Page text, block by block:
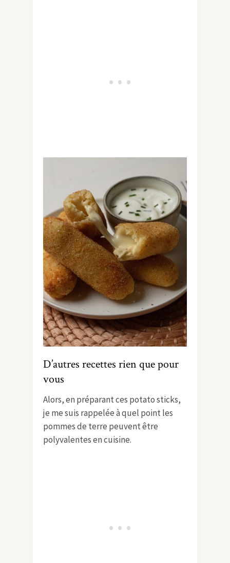
D’autres recettes rien que pour
vous
Alors, en préparant ces potato sticks,
je me suis rappelée à quel point les
pommes de terre peuvent être
polyvalentes en cuisine.